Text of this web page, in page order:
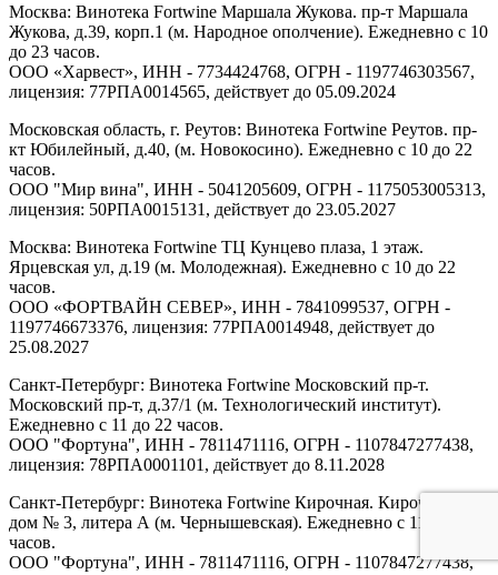
Москва: Винотека Fortwine Маршала Жукова. пр-т Маршала
Жукова, д.39, корп.1 (м. Народное ополчение). Ежедневно с 10
до 23 часов.
ООО «Харвест», ИНН - 7734424768, ОГРН - 1197746303567,
лицензия: 77РПА0014565, действует до 05.09.2024
Московская область, г. Реутов: Винотека Fortwine Реутов. пр-
кт Юбилейный, д.40, (м. Новокосино). Ежедневно с 10 до 22
часов.
ООО "Мир вина", ИНН - 5041205609, ОГРН - 1175053005313,
лицензия: 50РПА0015131, действует до 23.05.2027
Москва: Винотека Fortwine ТЦ Кунцево плаза, 1 этаж.
Ярцевская ул, д.19 (м. Молодежная). Ежедневно с 10 до 22
часов.
ООО «ФОРТВАЙН СЕВЕР», ИНН - 7841099537, ОГРН -
1197746673376, лицензия: 77РПА0014948, действует до
25.08.2027
Санкт-Петербург: Винотека Fortwine Московский пр-т.
Московский пр-т, д.37/1 (м. Технологический институт).
Ежедневно с 11 до 22 часов.
ООО "Фортуна", ИНН - 7811471116, ОГРН - 1107847277438,
лицензия: 78РПА0001101, действует до 8.11.2028
Санкт-Петербург: Винотека Fortwine Кирочная. Кирочная ул,
дом № 3, литера А (м. Чернышевская). Ежедневно с 11 до 22
часов.
ООО "Фортуна", ИНН - 7811471116, ОГРН - 1107847277438,